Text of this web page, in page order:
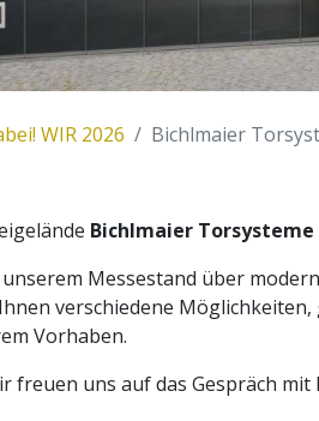
WIR 2026
Bichlmaier
Bichlmaier Torsysteme
Messestand über
verschiedene
Vorhaben.
freuen uns auf das Gespräch mit